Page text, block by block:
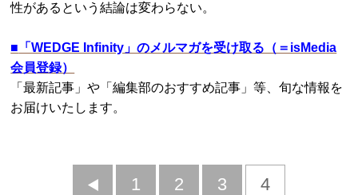
性があるという結論は変わらない。
■ 「WEDGE Infinity」のメルマガを受け取る（＝isMedia
会員登録）
「最新記事」や「編集部のおすすめ記事」等、旬な情報を
お届けいたします。
前
1 2 3 4